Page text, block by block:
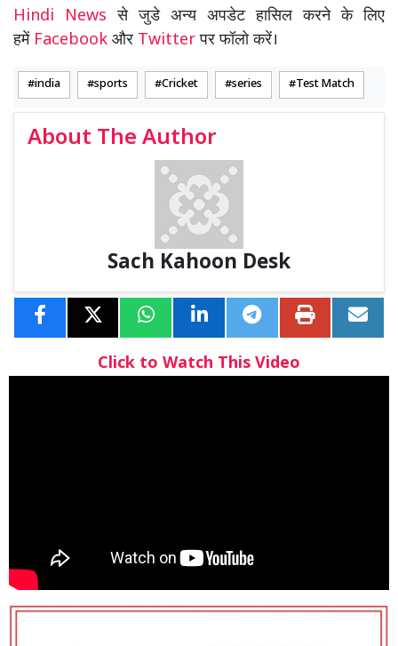
Hindi Newsसे जुडे अन्य अपडेट हासिल करने के लिए
हमें Facebook और Twitterपर फॉलो करें।
india sports Cricket series Test Match
About The Author
Sach Kahoon Desk
Click to Watch This Video